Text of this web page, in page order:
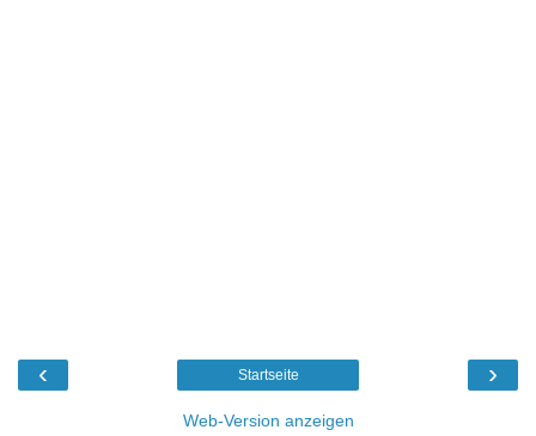
‹ ›
Startseite
Web-Version anzeigen